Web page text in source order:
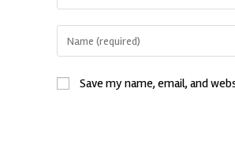
Save my name, email, and